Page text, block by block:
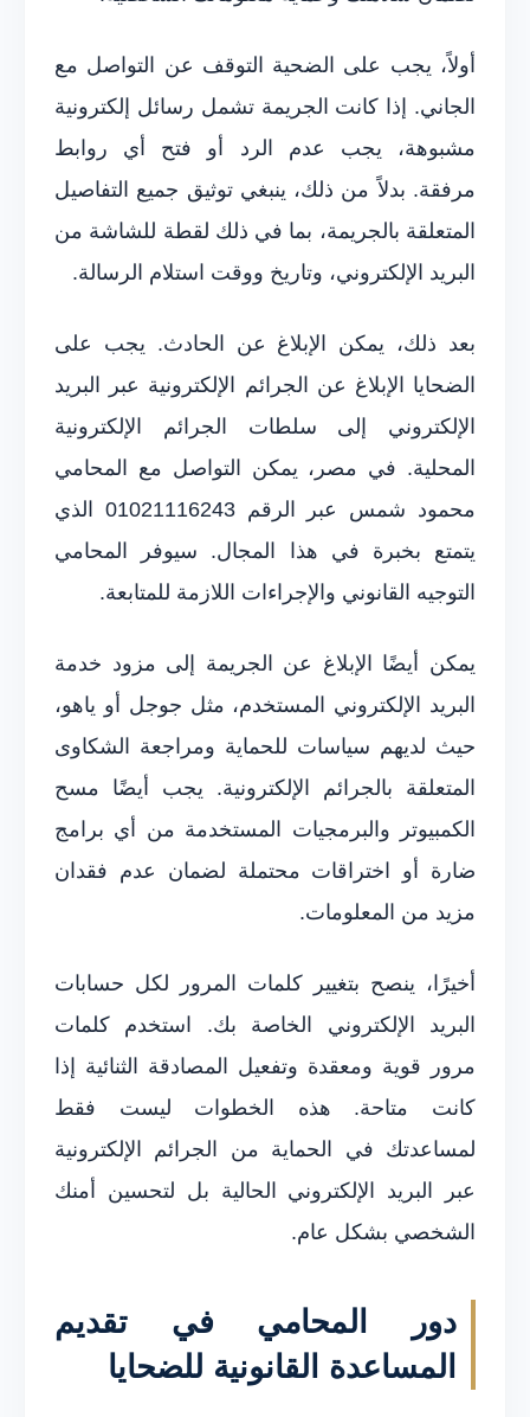
أولاً، يجب على الضحية التوقف عن التواصل مع
الجاني. إذا كانت الجريمة تشمل رسائل إلكترونية
مشبوهة، يجب عدم الرد أو فتح أي روابط
مرفقة. بدلاً من ذلك، ينبغي توثيق جميع التفاصيل
المتعلقة بالجريمة، بما في ذلك لقطة للشاشة من
البريد الإلكتروني، وتاريخ ووقت استلام الرسالة.
بعد ذلك، يمكن الإبلاغ عن الحادث. يجب على
الضحايا الإبلاغ عن الجرائم الإلكترونية عبر البريد
الإلكتروني إلى سلطات الجرائم الإلكترونية
المحلية. في مصر، يمكن التواصل مع المحامي
محمود شمس عبر الرقم 01021116243 الذي
يتمتع بخبرة في هذا المجال. سيوفر المحامي
التوجيه القانوني والإجراءات اللازمة للمتابعة.
يمكن أيضًا الإبلاغ عن الجريمة إلى مزود خدمة
البريد الإلكتروني المستخدم، مثل جوجل أو ياهو،
حيث لديهم سياسات للحماية ومراجعة الشكاوى
المتعلقة بالجرائم الإلكترونية. يجب أيضًا مسح
الكمبيوتر والبرمجيات المستخدمة من أي برامج
ضارة أو اختراقات محتملة لضمان عدم فقدان
مزيد من المعلومات.
أخيرًا، ينصح بتغيير كلمات المرور لكل حسابات
البريد الإلكتروني الخاصة بك. استخدم كلمات
مرور قوية ومعقدة وتفعيل المصادقة الثنائية إذا
كانت متاحة. هذه الخطوات ليست فقط
لمساعدتك في الحماية من الجرائم الإلكترونية
عبر البريد الإلكتروني الحالية بل لتحسين أمنك
الشخصي بشكل عام.
دور المحامي في تقديم
المساعدة القانونية للضحايا